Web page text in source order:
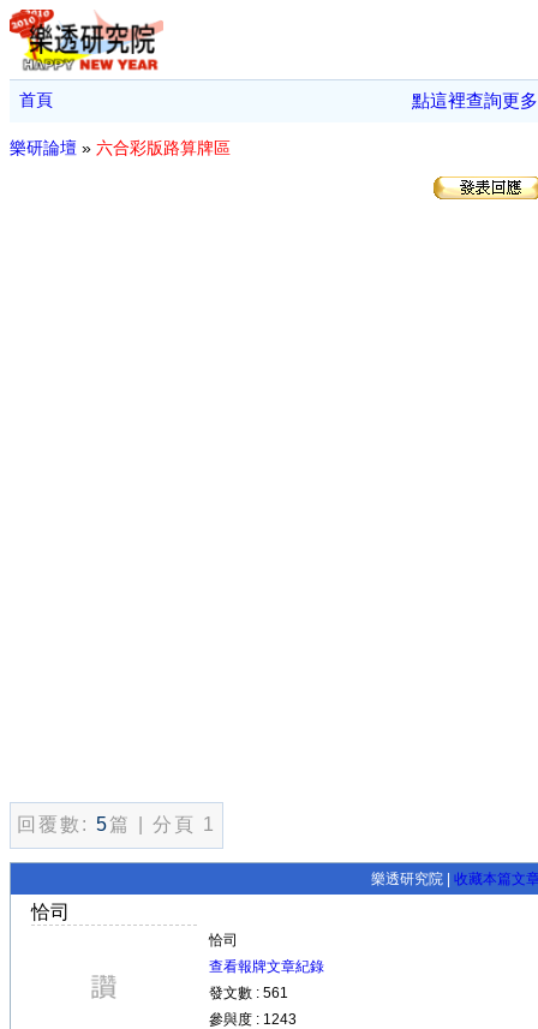
首頁 點這裡查詢更多
樂研論壇 » 六合彩版路算牌區
回覆數: 5篇 | 分頁 1
樂透研究院 | 收藏本篇文
恰司
恰司
查看報牌文章紀錄
發文數 : 561
參與度 : 1243